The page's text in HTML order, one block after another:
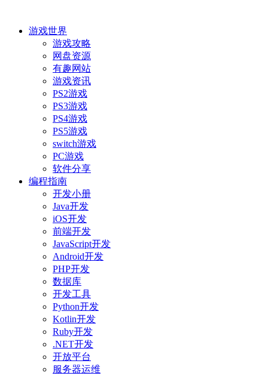
游戏世界
游戏攻略
网盘资源
有趣网站
游戏资讯
PS2游戏
PS3游戏
PS4游戏
PS5游戏
switch游戏
PC游戏
软件分享
编程指南
开发小册
Java开发
iOS开发
前端开发
JavaScript开发
Android开发
PHP开发
数据库
开发工具
Python开发
Kotlin开发
Ruby开发
.NET开发
开放平台
服务器运维